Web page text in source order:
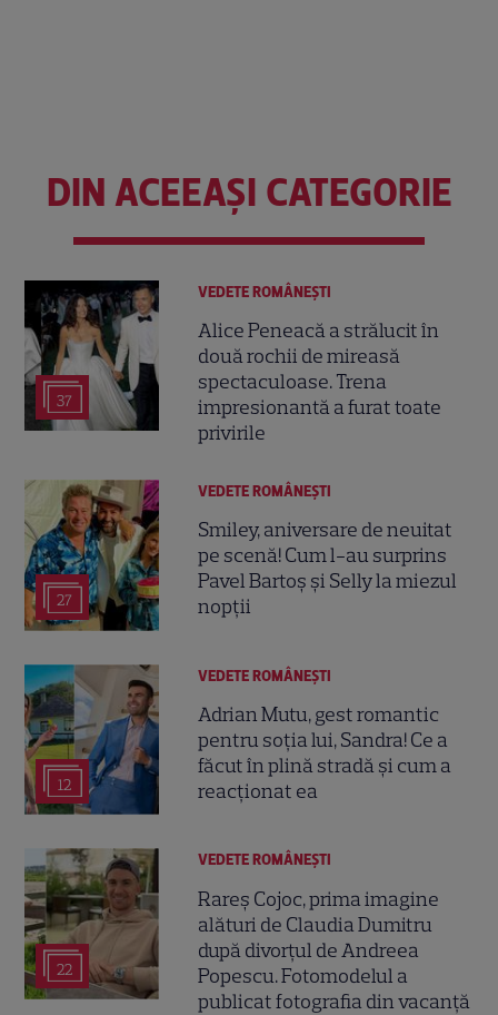
DIN ACEEAȘI CATEGORIE
37
VEDETE ROMÂNEŞTI
Alice Peneacă a strălucit în
două rochii de mireasă
spectaculoase. Trena
impresionantă a furat toate
privirile
27
VEDETE ROMÂNEŞTI
Smiley, aniversare de neuitat
pe scenă! Cum l-au surprins
Pavel Bartoș și Selly la miezul
nopții
12
VEDETE ROMÂNEŞTI
Adrian Mutu, gest romantic
pentru soția lui, Sandra! Ce a
făcut în plină stradă și cum a
reacționat ea
22
VEDETE ROMÂNEŞTI
Rareș Cojoc, prima imagine
alături de Claudia Dumitru
după divorțul de Andreea
Popescu. Fotomodelul a
publicat fotografia din vacanță